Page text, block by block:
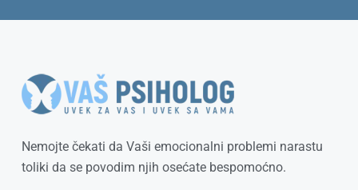
Nemojte čekati da Vaši emocionalni problemi narastu
toliki da se povodim njih osećate bespomoćno.